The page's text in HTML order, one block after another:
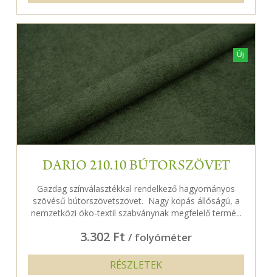
Új
DARIO 210.10 BÚTORSZÖVET
Gazdag színválasztékkal rendelkező hagyományos
szövésű bútorszövetszövet. Nagy kopás állóságú, a
nemzetközi öko-textil szabványnak megfelelő termé...
3.302 Ft / folyóméter
RÉSZLETEK